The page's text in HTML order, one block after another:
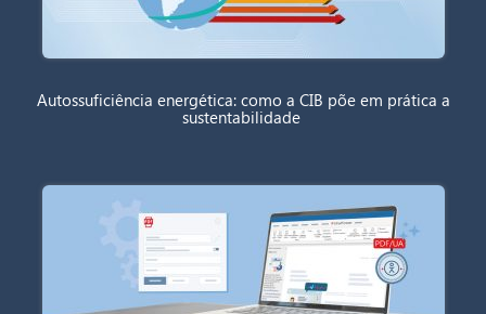
Autossuficiência energética: como a CIB põe em prática a
sustentabilidade